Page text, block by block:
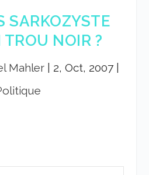
SARKOZYSTE
TROU NOIR ?
Mahler 2, Oct, 2007